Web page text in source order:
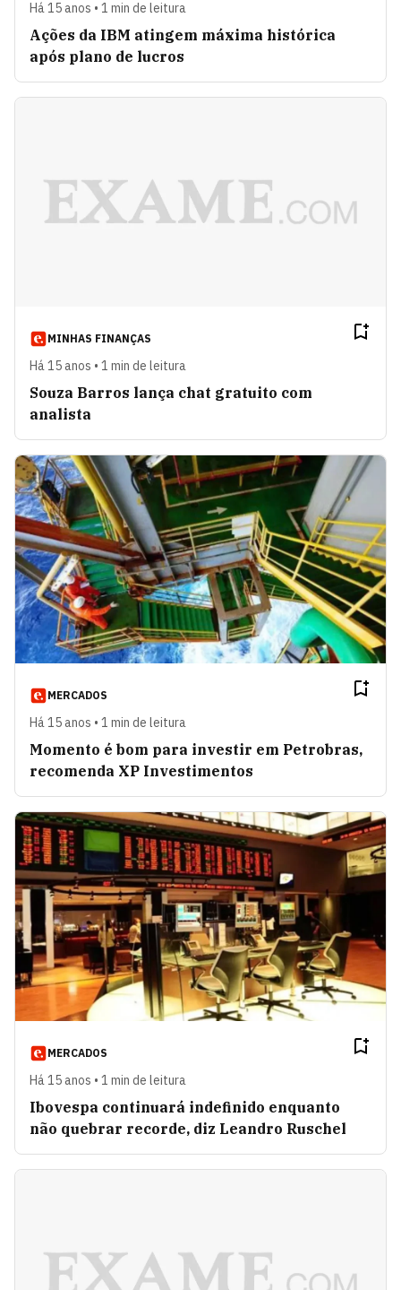
Há 15 anos • 1 min de leitura
Ações da IBM atingem máxima histórica
após plano de lucros
MINHAS FINANÇAS
Há 15 anos • 1 min de leitura
Souza Barros lança chat gratuito com
analista
MERCADOS
Há 15 anos • 1 min de leitura
Momento é bom para investir em Petrobras,
recomenda XP Investimentos
MERCADOS
Há 15 anos • 1 min de leitura
Ibovespa continuará indefinido enquanto
não quebrar recorde, diz Leandro Ruschel